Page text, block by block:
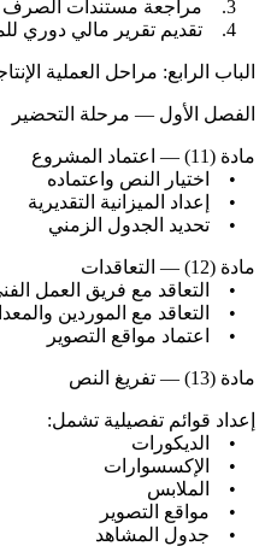
الباب الرابع: مراحل العملية
الفصل الأول — مرحلة التحضير
مادة (11) — اعتماد المشروع
• اختيار النص واعتماده
• إعداد الميزانية التقديرية
• تحديد الجدول الزمني
مادة (12) — التعاقدات
• التعاقد مع فريق العمل
• التعاقد مع الموردين
• اعتماد مواقع التصوير
مادة (13) — تفريغ النص
إعداد قوائم تفصيلية تشمل:
• الديكورات
• الإكسسوارات
• الملابس
• مواقع التصوير
• جدول المشاهد